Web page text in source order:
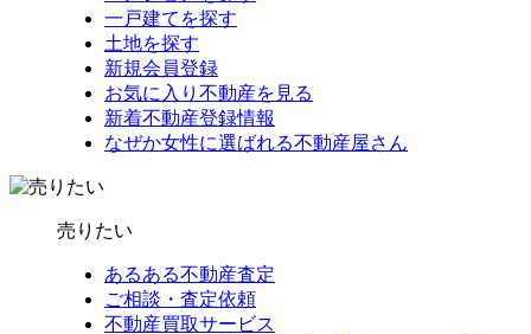
一戸建てを探す
土地を探す
新規会員登録
お気に入り不動産を見る
新着不動産登録情報
なぜか女性に選ばれる不動産屋さん
売りたい
あるある不動産査定
ご相談・査定依頼
不動産買取サービス